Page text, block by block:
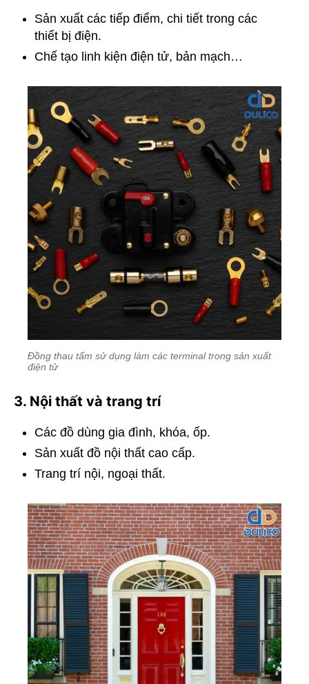
Sản xuất các tiếp điểm, chi tiết trong các
thiết bị điện.
Chế tạo linh kiện điện tử, bản mạch…
Đồng thau tấm sử dụng làm các terminal trong sản xuất
điện tử
3. Nội thất và trang trí
Các đồ dùng gia đình, khóa, ốp.
Sản xuất đồ nội thất cao cấp.
Trang trí nội, ngoại thất.